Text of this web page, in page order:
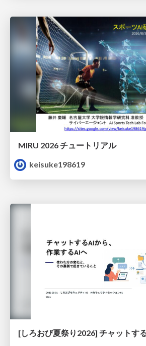
MIRU 2026 チュートリアル
keisuke198619